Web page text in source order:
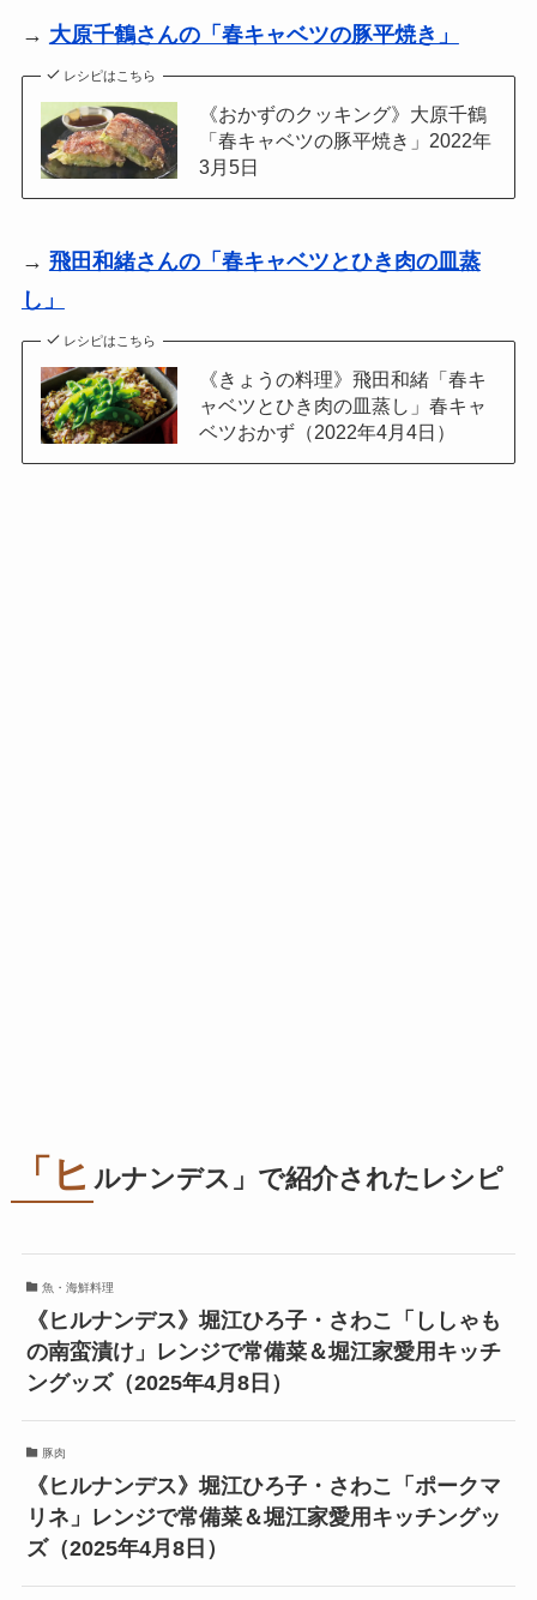
→ 大原千鶴さんの「春キャベツの豚平焼き」
レシピはこちら
《おかずのクッキング》大原千鶴
「春キャベツの豚平焼き」2022年
3月5日
→ 飛田和緒さんの「春キャベツとひき肉の皿蒸
し」
レシピはこちら
《きょうの料理》飛田和緒「春キ
ャベツとひき肉の皿蒸し」春キャ
ベツおかず（2022年4月4日）
「ヒ ルナンデス」で紹介されたレシピ
魚・海鮮料理
《ヒルナンデス》堀江ひろ子・さわこ「ししゃも
の南蛮漬け」レンジで常備菜＆堀江家愛用キッチ
ングッズ（2025年4月8日）
豚肉
《ヒルナンデス》堀江ひろ子・さわこ「ポークマ
リネ」レンジで常備菜＆堀江家愛用キッチングッ
ズ（2025年4月8日）